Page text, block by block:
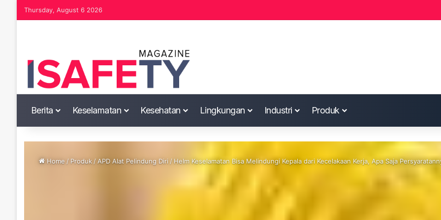
Thursday, August 6 2026
Berita Keselamatan Kesehatan Lingkungan Industri Produk
Home / Produk / APD Alat Pelindung Diri / Helm Keselamatan Bisa Melindungi Kepala dari Kecelakaan Kerja, Apa Saja